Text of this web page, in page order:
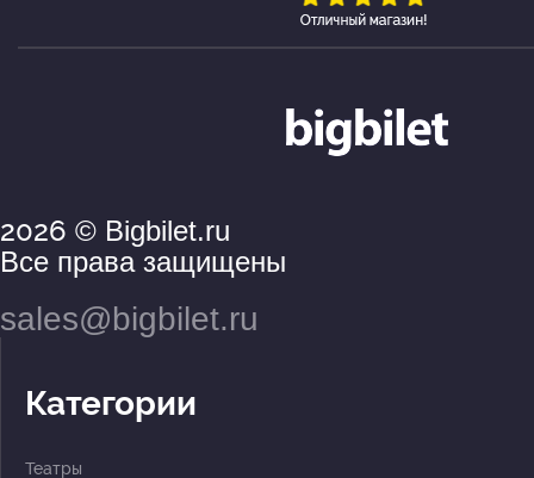
2026 © Bigbilet.ru
Все права защищены
sales@bigbilet.ru
Категории
Театры